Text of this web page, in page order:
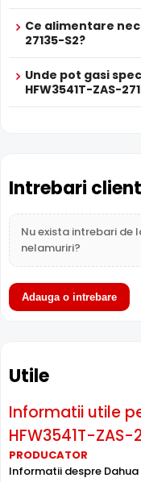
Intrari Audio
Camera Dahua IPC-
audio, la care puteti
supravegherea audio
telefonul mobil.
Power over Ethernet
instalarea
de alimentare
Inregistrare pe Card
Ce alimentare
27135-S2?
Unde pot gasi
HFW3541T-ZAS-
Intrebari
Nu exista intrebari de
nelamuriri?
Adauga o intrebare
Utile
Informatii utile
HFW3541T-ZAS-
PRODUCATOR
Informatii despre Dahua